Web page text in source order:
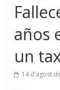
años
un
14 d'agost